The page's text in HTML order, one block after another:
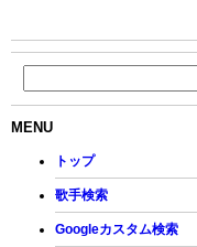
MENU
トップ
歌手検索
Googleカスタム検索